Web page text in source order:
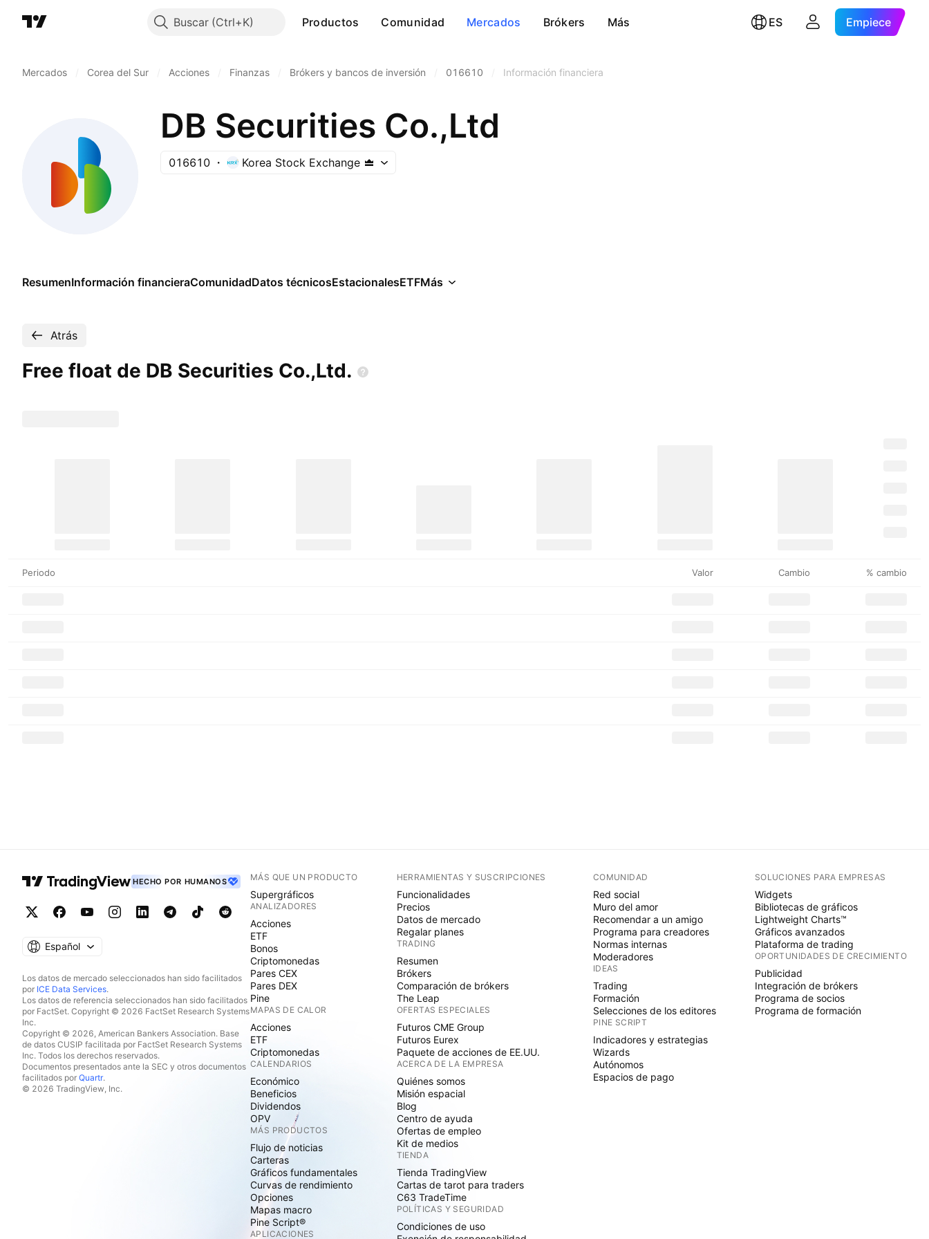
Buscar Productos Comunidad Mercados Brókers Más ES Empiece
Mercados Corea del Sur Acciones Finanzas Brókers y bancos de inversión 016610 Información financiera
DB Securities Co.,Ltd
016610 Korea Stock Exchange
ResumenInformación financieraComunidadDatos técnicosEstacionalesETFMás
Atrás
Free float de DB Securities Co.,Ltd.
Periodo Valor Cambio % cambio
HECHO POR HUMANOS
Español
Los datos de mercado seleccionados han sido facilitados
por ICE Data Services.
Los datos de referencia seleccionados han sido facilitados
por FactSet. Copyright © 2026 FactSet Research Systems
Inc.
Copyright © 2026, American Bankers Association. Base
de datos CUSIP facilitada por FactSet Research Systems
Inc. Todos los derechos reservados.
Documentos presentados ante la SEC y otros documentos
facilitados por Quartr.
© 2026 TradingView, Inc.
MÁS QUE UN PRODUCTO
Supergráficos
ANALIZADORES
Acciones
ETF
Bonos
Criptomonedas
Pares CEX
Pares DEX
Pine
MAPAS DE CALOR
Acciones
ETF
Criptomonedas
CALENDARIOS
Económico
Beneficios
Dividendos
OPV
MÁS PRODUCTOS
Flujo de noticias
Carteras
Gráficos fundamentales
Curvas de rendimiento
Opciones
Mapas macro
Pine Script®
APLICACIONES
HERRAMIENTAS Y SUSCRIPCIONES
Funcionalidades
Precios
Datos de mercado
Regalar planes
TRADING
Resumen
Brókers
Comparación de brókers
The Leap
OFERTAS ESPECIALES
Futuros CME Group
Futuros Eurex
Paquete de acciones de EE.UU.
ACERCA DE LA EMPRESA
Quiénes somos
Misión espacial
Blog
Centro de ayuda
Ofertas de empleo
Kit de medios
TIENDA
Tienda TradingView
Cartas de tarot para traders
C63 TradeTime
POLÍTICAS Y SEGURIDAD
Condiciones de uso
COMUNIDAD
Red social
Muro del amor
Recomendar a un amigo
Programa para creadores
Normas internas
Moderadores
IDEAS
Trading
Formación
Selecciones de los editores
PINE SCRIPT
Indicadores y estrategias
Wizards
Autónomos
Espacios de pago
SOLUCIONES PARA EMPRESAS
Widgets
Bibliotecas de gráficos
Lightweight Charts™
Gráficos avanzados
Plataforma de trading
OPORTUNIDADES DE CRECIMIENTO
Publicidad
Integración de brókers
Programa de socios
Programa de formación